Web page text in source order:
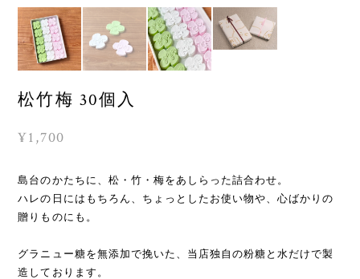
松竹梅 30個入
¥1,700
島台のかたちに、松・竹・梅をあしらった詰合わせ。
ハレの日にはもちろん、ちょっとしたお使い物や、心ばかりの
贈りものにも。
グラニュー糖を無添加で挽いた、当店独自の粉糖と水だけで製
造しております。